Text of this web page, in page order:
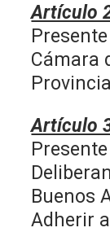
Artículo
Cámara
Artículo
Buenos
Adherir